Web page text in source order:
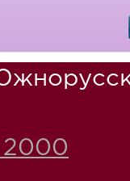
2000